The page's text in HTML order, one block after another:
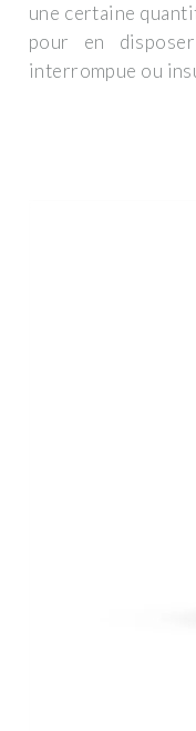
une certaine
pour en
interrompue ou